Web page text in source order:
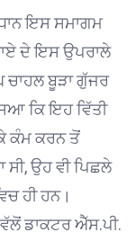
ਇਸ ਸਮਾਗਮ
ਦੇ ਇਸ ਉਪਰਾਲੇ
ਚਾਹਲ ਬੂੜਾ ਗੁੱਜਰ
ਕਿ ਇਹ ਵਿੱਤੀ
ਕੰਮ ਕਰਨ ਤੋਂ
ਉਹ ਵੀ ਪਿਛਲੇ
ਹੀ ਹਨ।
ਡਾਕਟਰ ਐੱਸ.ਪੀ.